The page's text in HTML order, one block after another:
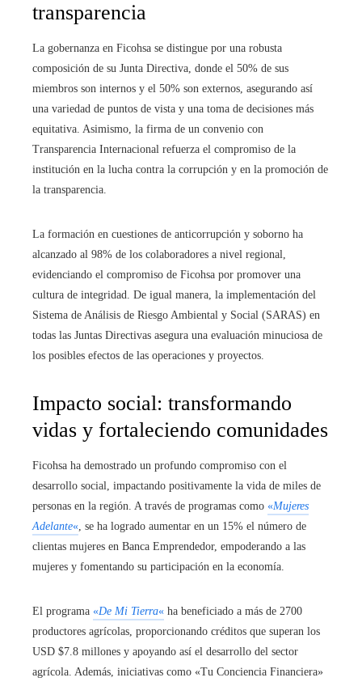
transparencia
La gobernanza en Ficohsa se distingue por una robusta
composición de su Junta Directiva, donde el 50% de sus
miembros son internos y el 50% son externos, asegurando así
una variedad de puntos de vista y una toma de decisiones más
equitativa. Asimismo, la firma de un convenio con
Transparencia Internacional refuerza el compromiso de la
institución en la lucha contra la corrupción y en la promoción de
la transparencia.
La formación en cuestiones de anticorrupción y soborno ha
alcanzado al 98% de los colaboradores a nivel regional,
evidenciando el compromiso de Ficohsa por promover una
cultura de integridad. De igual manera, la implementación del
Sistema de Análisis de Riesgo Ambiental y Social (SARAS) en
todas las Juntas Directivas asegura una evaluación minuciosa de
los posibles efectos de las operaciones y proyectos.
Impacto social: transformando
vidas y fortaleciendo comunidades
Ficohsa ha demostrado un profundo compromiso con el
desarrollo social, impactando positivamente la vida de miles de
personas en la región. A través de programas como «Mujeres
Adelante«, se ha logrado aumentar en un 15% el número de
clientas mujeres en Banca Emprendedor, empoderando a las
mujeres y fomentando su participación en la economía.
El programa «De Mi Tierra« ha beneficiado a más de 2700
productores agrícolas, proporcionando créditos que superan los
USD $7.8 millones y apoyando así el desarrollo del sector
agrícola. Además, iniciativas como «Tu Conciencia Financiera»